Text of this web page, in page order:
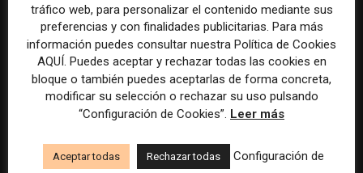
La Marea cierra 2025 con
superávit, pero su
cooperativa pierde 38.542
El Premio Gabo 2026
reconoce cinco historias de
Brasil, España y El Salvador
sobre el poder, la memoria y
tráfico web, para personalizar el contenido mediante sus
preferencias y con finalidades publicitarias. Para más
información puedes consultar nuestra Política de Cookies
AQUÍ. Puedes aceptar y rechazar todas las cookies en
bloque o también puedes aceptarlas de forma concreta,
modificar su selección o rechazar su uso pulsando
“Configuración de Cookies”. Leer más
Aceptar todas Rechazar todas
Configuración de